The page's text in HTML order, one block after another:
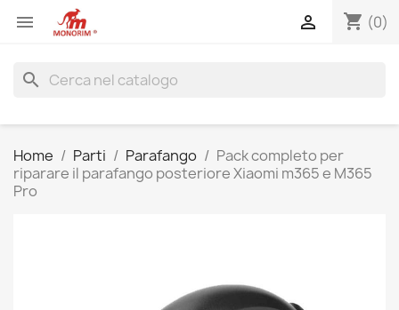
 shopping_cart (0)

search
Home Parti Parafango
Pack completo per
riparare il parafango posteriore Xiaomi m365 e M365
Pro